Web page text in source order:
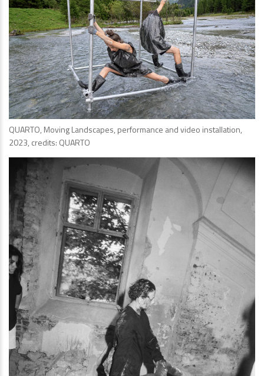
QUARTO, Moving Landscapes, performance and video installation,
2023, credits: QUARTO